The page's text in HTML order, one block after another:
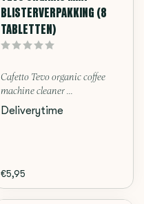
BLISTERVERPAKKING (8
TABLETTEN)
Cafetto Tevo organic coffee
machine cleaner ...
Deliverytime
€5,95